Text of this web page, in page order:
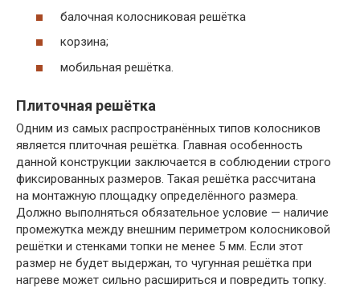
балочная колосниковая решётка
корзина;
мобильная решётка.
Плиточная решётка
Одним из самых распространённых типов колосников
является плиточная решётка. Главная особенность
данной конструкции заключается в соблюдении строго
фиксированных размеров. Такая решётка рассчитана
на монтажную площадку определённого размера.
Должно выполняться обязательное условие — наличие
промежутка между внешним периметром колосниковой
решётки и стенками топки не менее 5 мм. Если этот
размер не будет выдержан, то чугунная решётка при
нагреве может сильно расшириться и повредить топку.